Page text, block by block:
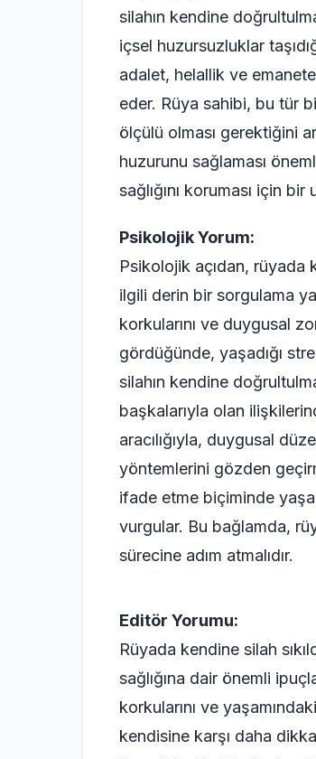
silahın kendine
içsel huzursuzluklar
adalet, helallik ve
eder. Rüya sahibi, bu tür
ölçülü olması gerektiğini
huzurunu sağlaması
sağlığını koruması için bir
Psikolojik Yorum:
Psikolojik açıdan, rüyada
ilgili derin bir sorgulama
korkularını ve duygusal
gördüğünde, yaşadığı
silahın kendine
başkalarıyla olan
aracılığıyla, duygusal
yöntemlerini gözden
ifade etme biçiminde
vurgular. Bu bağlamda,
sürecine adım atmalıdır.
Editör Yorumu:
Rüyada kendine silah
sağlığına dair önemli
korkularını ve
kendisine karşı daha